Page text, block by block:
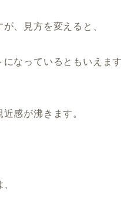
、見方を変えると、
なっているともいえます
感が沸きます。